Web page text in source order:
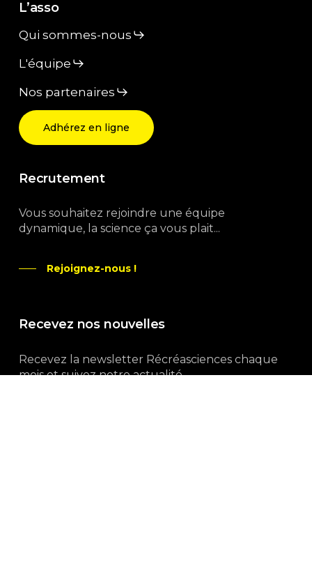
L’asso
Qui sommes-nous
L'équipe
Nos partenaires
Adhérez en ligne
Recrutement
Vous souhaitez rejoindre une équipe
dynamique, la science ça vous plait...
Rejoignez-nous !
Recevez nos nouvelles
Recevez la newsletter Récréasciences chaque
mois et suivez notre actualité...